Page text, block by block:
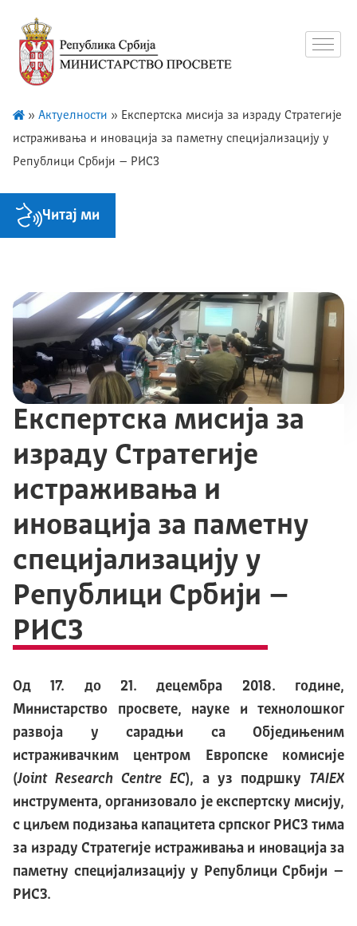
» Актуелности » Експертска мисија за израду Стратегије
истраживања и иновација за паметну специјализацију у
Републици Србији – РИС3
Читај ми
Експертска мисија за
израду Стратегије
истраживања и
иновација за паметну
специјализацију у
Републици Србији –
РИС3
Од 17. до 21. децембра 2018. године,
Министарство просвете, науке и технолошког
развоја у сарадњи са Обједињеним
истраживачким центром Европске комисије
(Joint Research Centre EC), а уз подршку
TAIEX
инструмента, организовало је експертску мисију,
с циљем подизања капацитета српског РИС3 тима
за израду Стратегије истраживања и иновација за
паметну специјализацију у Републици Србији –
РИС3.